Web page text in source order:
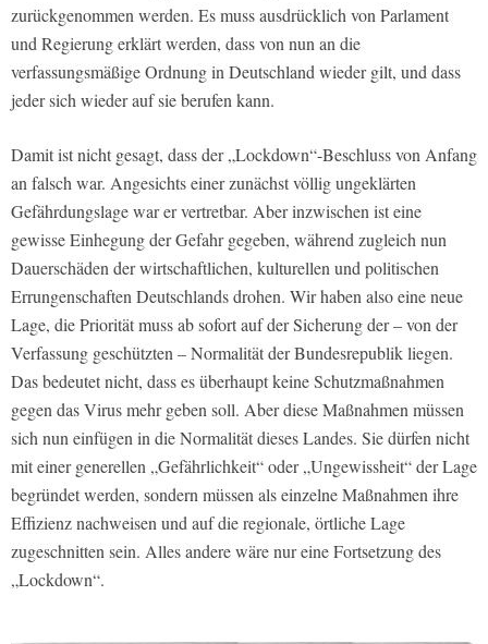
zurückgenommen werden. Es muss ausdrücklich von Parlament
und Regierung erklärt werden, dass von nun an die
verfassungsmäßige Ordnung in Deutschland wieder gilt, und dass
jeder sich wieder auf sie berufen kann.
Damit ist nicht gesagt, dass der „Lockdown“-Beschluss von Anfang
an falsch war. Angesichts einer zunächst völlig ungeklärten
Gefährdungslage war er vertretbar. Aber inzwischen ist eine
gewisse Einhegung der Gefahr gegeben, während zugleich nun
Dauerschäden der wirtschaftlichen, kulturellen und politischen
Errungenschaften Deutschlands drohen. Wir haben also eine neue
Lage, die Priorität muss ab sofort auf der Sicherung der – von der
Verfassung geschützten – Normalität der Bundesrepublik liegen.
Das bedeutet nicht, dass es überhaupt keine Schutzmaßnahmen
gegen das Virus mehr geben soll. Aber diese Maßnahmen müssen
sich nun einfügen in die Normalität dieses Landes. Sie dürfen nicht
mit einer generellen „Gefährlichkeit“ oder „Ungewissheit“ der Lage
begründet werden, sondern müssen als einzelne Maßnahmen ihre
Effizienz nachweisen und auf die regionale, örtliche Lage
zugeschnitten sein. Alles andere wäre nur eine Fortsetzung des
„Lockdown“.